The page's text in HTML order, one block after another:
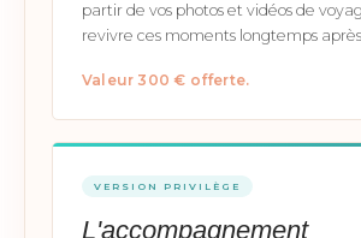
partir de vos photos et vidéos de
revivre ces moments longtemps
Valeur 300 € offerte.
VERSION PRIVILÈGE
L'accompagnement